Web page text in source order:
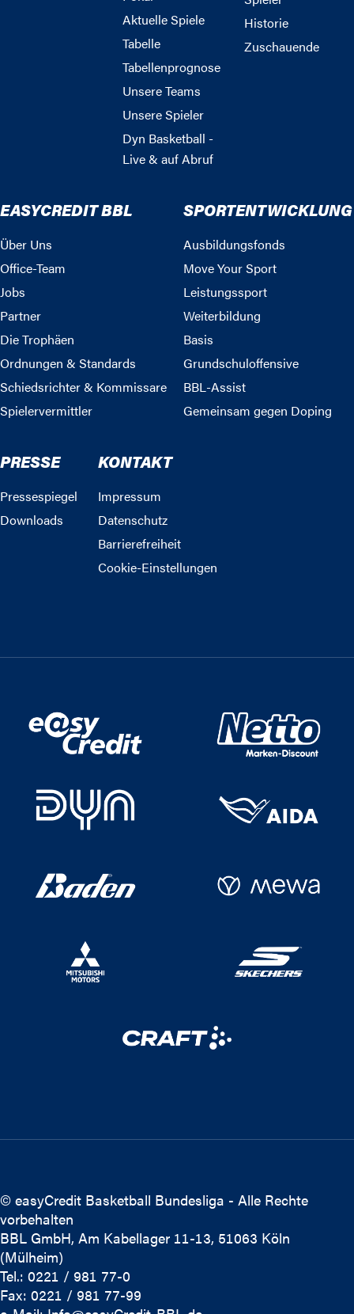
Aktuelle Spiele
Tabelle
Tabellenprognose
Unsere Teams
Unsere Spieler
Dyn Basketball -
Live & auf Abruf
Historie
Zuschauende
EASYCREDIT BBL
Über Uns
Office-Team
Jobs
Partner
Die Trophäen
Ordnungen & Standards
Schiedsrichter & Kommissare
Spielervermittler
SPORTENTWICKLUNG
Ausbildungsfonds
Move Your Sport
Leistungssport
Weiterbildung
Basis
Grundschuloffensive
BBL-Assist
Gemeinsam gegen Doping
PRESSE
Pressespiegel
Downloads
KONTAKT
Impressum
Datenschutz
Barrierefreiheit
Cookie-Einstellungen
© easyCredit Basketball Bundesliga - Alle Rechte
vorbehalten
BBL GmbH, Am Kabellager 11-13, 51063 Köln
(Mülheim)
Tel.: 0221 / 981 77-0
Fax: 0221 / 981 77-99